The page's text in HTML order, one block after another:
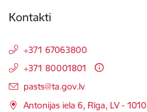
Kontakti
+371 67063800
+371 80001801
E-pasts:
pasts@ta.gov.lv
Antonijas iela 6, Rīga, LV - 1010